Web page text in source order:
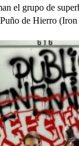
el grupo de
de Hierro (Iron